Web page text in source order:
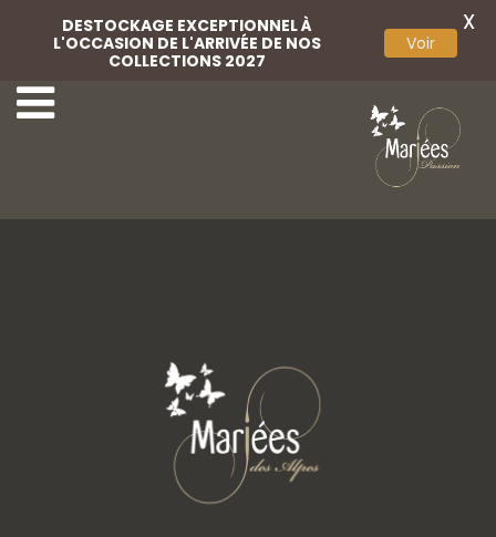
8 Adriana Alier 10 Adriana Alier
DESTOCKAGE EXCEPTIONNEL À
L'OCCASION DE L'ARRIVÉE DE NOS
COLLECTIONS 2027
Voir
X